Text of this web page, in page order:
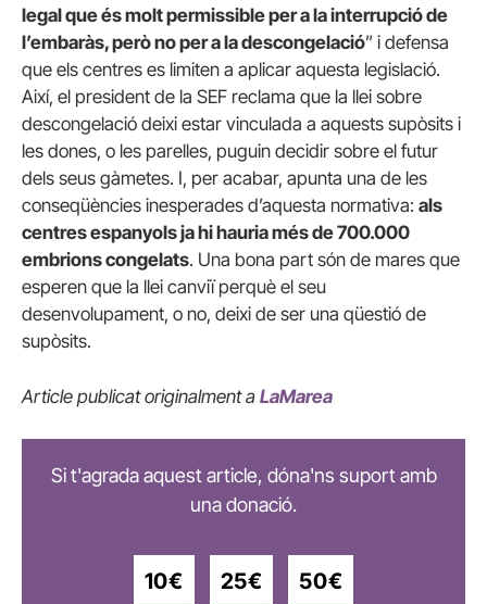
legal que és molt permissible per a la interrupció de
l’embaràs, però no per a la descongelació” i defensa
que els centres es limiten a aplicar aquesta legislació.
Així, el president de la SEF reclama que la llei sobre
descongelació deixi estar vinculada a aquests supòsits i
les dones, o les parelles, puguin decidir sobre el futur
dels seus gàmetes. I, per acabar, apunta una de les
conseqüències inesperades d’aquesta normativa: als
centres espanyols ja hi hauria més de 700.000
embrions congelats. Una bona part són de mares que
esperen que la llei canviï perquè el seu
desenvolupament, o no, deixi de ser una qüestió de
supòsits.
Article publicat originalment a LaMarea
Si t'agrada aquest article, dóna'ns suport amb
una donació.
10€ 25€ 50€